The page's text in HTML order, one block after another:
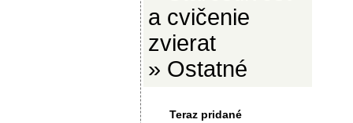
a cvičenie
zvierat
» Ostatné
Teraz pridané